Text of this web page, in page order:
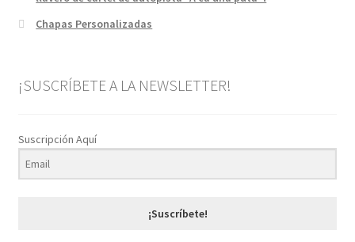
Chapas Personalizadas
¡SUSCRÍBETE A LA NEWSLETTER!
Suscripción Aquí
¡Suscríbete!